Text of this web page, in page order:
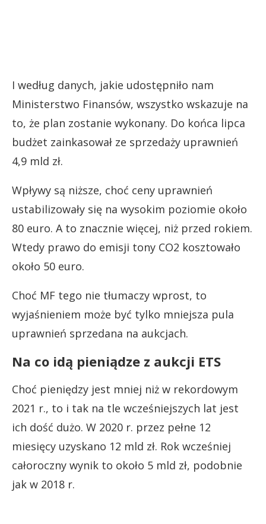
I według danych, jakie udostępniło nam
Ministerstwo Finansów, wszystko wskazuje na
to, że plan zostanie wykonany. Do końca lipca
budżet zainkasował ze sprzedaży uprawnień
4,9 mld zł.
Wpływy są niższe, choć ceny uprawnień
ustabilizowały się na wysokim poziomie około
80 euro. A to znacznie więcej, niż przed rokiem.
Wtedy prawo do emisji tony CO2 kosztowało
około 50 euro.
Choć MF tego nie tłumaczy wprost, to
wyjaśnieniem może być tylko mniejsza pula
uprawnień sprzedana na aukcjach.
Na co idą pieniądze z aukcji ETS
Choć pieniędzy jest mniej niż w rekordowym
2021 r., to i tak na tle wcześniejszych lat jest
ich dość dużo. W 2020 r. przez pełne 12
miesięcy uzyskano 12 mld zł. Rok wcześniej
całoroczny wynik to około 5 mld zł, podobnie
jak w 2018 r.